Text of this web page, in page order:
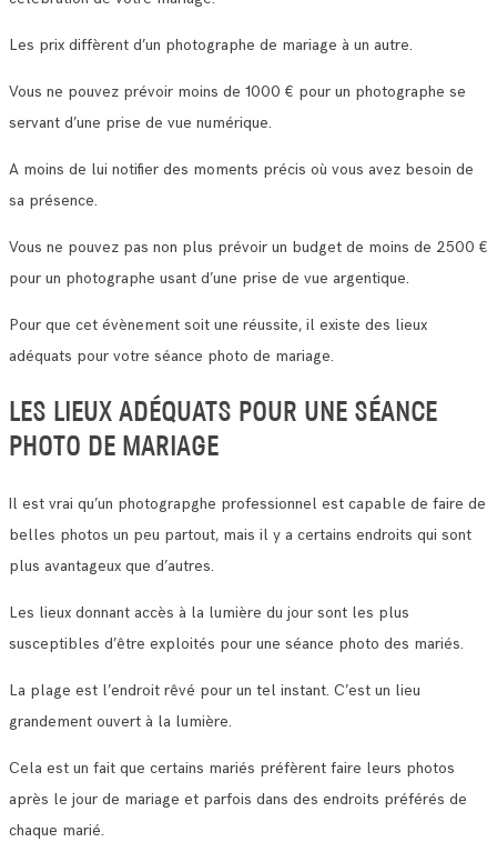
Les prix diffèrent d’un photographe de mariage à un autre.
Vous ne pouvez prévoir moins de 1000 € pour un photographe se
servant d’une prise de vue numérique.
A moins de lui notifier des moments précis où vous avez besoin de
sa présence.
Vous ne pouvez pas non plus prévoir un budget de moins de 2500 €
pour un photographe usant d’une prise de vue argentique.
Pour que cet évènement soit une réussite, il existe des lieux
adéquats pour votre séance photo de mariage.
LES LIEUX ADÉQUATS POUR UNE SÉANCE
PHOTO DE MARIAGE
Il est vrai qu’un photograpghe professionnel est capable de faire de
belles photos un peu partout, mais il y a certains endroits qui sont
plus avantageux que d’autres.
Les lieux donnant accès à la lumière du jour sont les plus
susceptibles d’être exploités pour une séance photo des mariés.
La plage est l’endroit rêvé pour un tel instant. C’est un lieu
grandement ouvert à la lumière.
Cela est un fait que certains mariés préfèrent faire leurs photos
après le jour de mariage et parfois dans des endroits préférés de
chaque marié.